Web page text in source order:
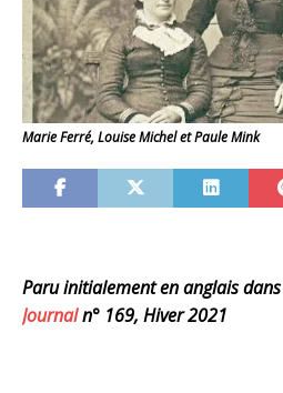
Marie Ferré, Louise Michel et Paule Mink
Paru initialementenanglais dans
Journaln° 169, Hiver 2021